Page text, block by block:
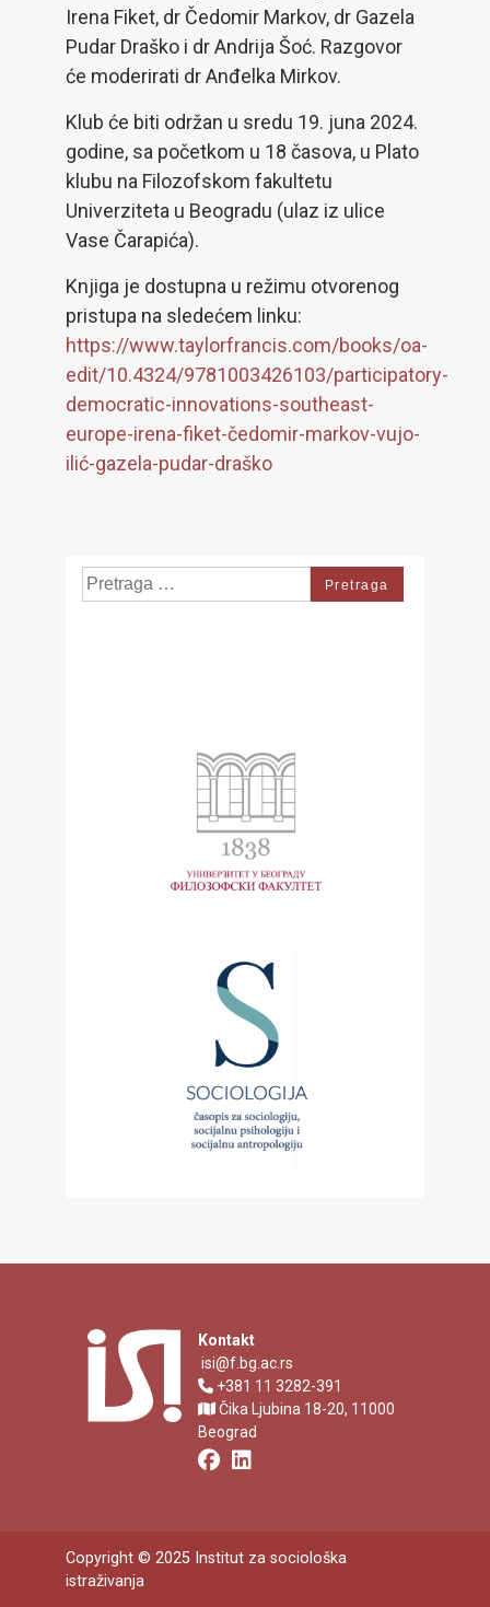
Irena Fiket, dr Čedomir Markov, dr Gazela
Pudar Draško i dr Andrija Šoć. Razgovor
će moderirati dr Anđelka Mirkov.
Klub će biti održan u sredu 19. juna 2024.
godine, sa početkom u 18 časova, u Plato
klubu na Filozofskom fakultetu
Univerziteta u Beogradu (ulaz iz ulice
Vase Čarapića).
Knjiga je dostupna u režimu otvorenog
pristupa na sledećem linku:
https://www.taylorfrancis.com/books/oa-
edit/10.4324/9781003426103/participatory-
democratic-innovations-southeast-
europe-irena-fiket-čedomir-markov-vujo-
ilić-gazela-pudar-draško
Search
for:
Kontakt
isi@f.bg.ac.rs
+381 11 3282-391
Čika Ljubina 18-20, 11000
Beograd
Copyright © 2025 Institut za sociološka
istraživanja